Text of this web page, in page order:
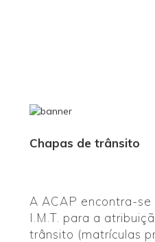
Chapas de trânsito
A ACAP encontra-
I.M.T. para a
trânsito (matrículas